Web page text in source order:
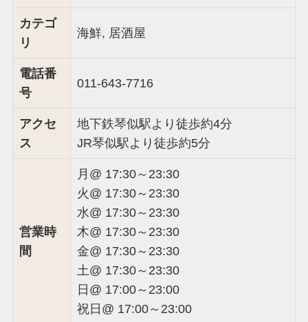
カテゴ
リ
海鮮, 居酒屋
電話番
号
011-643-7716
アクセ
ス
地下鉄琴似駅より徒歩約4分
JR琴似駅より徒歩約5分
営業時
間
月@ 17:30～23:30
火@ 17:30～23:30
水@ 17:30～23:30
木@ 17:30～23:30
金@ 17:30～23:30
土@ 17:30～23:30
日@ 17:00～23:00
祝日@ 17:00～23:00